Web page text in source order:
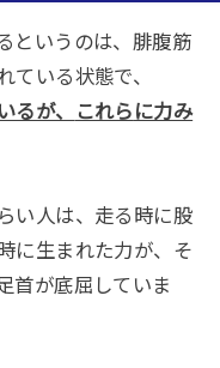
というのは、腓腹筋
ている状態で、
るが、
これら に力み
い人は、走る時に股
に生まれた力が、そ
首が底屈していま